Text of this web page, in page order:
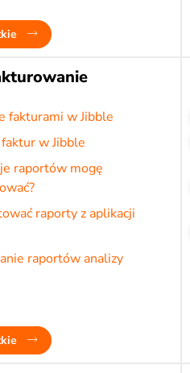
fakturami w Jibble
w Jibble
raportów mogę
raporty z aplikacji
raportów analizy